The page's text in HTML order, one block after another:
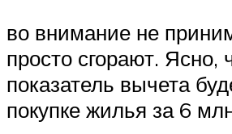
во внимание не
просто сгорают. Ясно,
показатель вычета
покупке жилья за 6